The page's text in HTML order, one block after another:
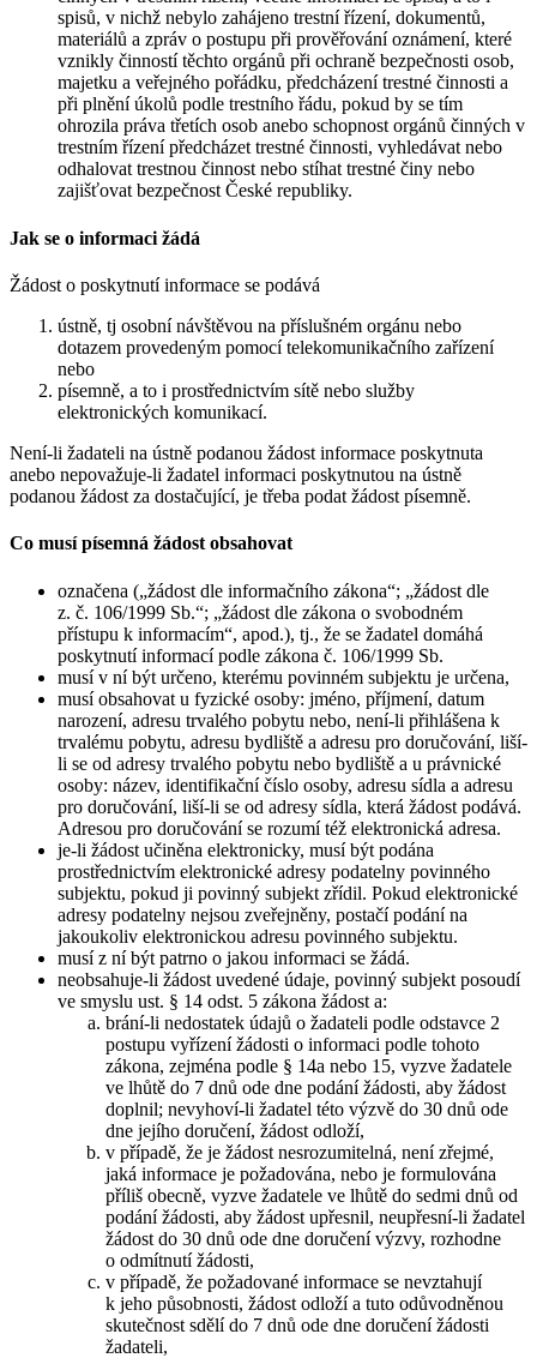
spisů, v nichž nebylo zahájeno trestní řízení, dokumentů,
materiálů a zpráv o postupu při prověřování oznámení, které
vznikly činností těchto orgánů při ochraně bezpečnosti osob,
majetku a veřejného pořádku, předcházení trestné činnosti a
při plnění úkolů podle trestního řádu, pokud by se tím
ohrozila práva třetích osob anebo schopnost orgánů činných v
trestním řízení předcházet trestné činnosti, vyhledávat nebo
odhalovat trestnou činnost nebo stíhat trestné činy nebo
zajišťovat bezpečnost České republiky.
Jak se o informaci žádá
Žádost o poskytnutí informace se podává
ústně, tj osobní návštěvou na příslušném orgánu nebo
dotazem provedeným pomocí telekomunikačního zařízení
nebo
písemně, a to i prostřednictvím sítě nebo služby
elektronických komunikací.
Není-li žadateli na ústně podanou žádost informace poskytnuta
anebo nepovažuje-li žadatel informaci poskytnutou na ústně
podanou žádost za dostačující, je třeba podat žádost písemně.
Co musí písemná žádost obsahovat
označena („žádost dle informačního zákona“; „žádost dle
z. č. 106/1999 Sb.“; „žádost dle zákona o svobodném
přístupu k informacím“, apod.), tj., že se žadatel domáhá
poskytnutí informací podle zákona č. 106/1999 Sb.
musí v ní být určeno, kterému povinném subjektu je určena,
musí obsahovat u fyzické osoby: jméno, příjmení, datum
narození, adresu trvalého pobytu nebo, není-li přihlášena k
trvalému pobytu, adresu bydliště a adresu pro doručování, liší-
li se od adresy trvalého pobytu nebo bydliště a u právnické
osoby: název, identifikační číslo osoby, adresu sídla a adresu
pro doručování, liší-li se od adresy sídla, která žádost podává.
Adresou pro doručování se rozumí též elektronická adresa.
je-li žádost učiněna elektronicky, musí být podána
prostřednictvím elektronické adresy podatelny povinného
subjektu, pokud ji povinný subjekt zřídil. Pokud elektronické
adresy podatelny nejsou zveřejněny, postačí podání na
jakoukoliv elektronickou adresu povinného subjektu.
musí z ní být patrno o jakou informaci se žádá.
neobsahuje-li žádost uvedené údaje, povinný subjekt posoudí
ve smyslu ust. § 14 odst. 5 zákona žádost a:
brání-li nedostatek údajů o žadateli podle odstavce 2
postupu vyřízení žádosti o informaci podle tohoto
zákona, zejména podle § 14a nebo 15, vyzve žadatele
ve lhůtě do 7 dnů ode dne podání žádosti, aby žádost
doplnil; nevyhoví-li žadatel této výzvě do 30 dnů ode
dne jejího doručení, žádost odloží,
v případě, že je žádost nesrozumitelná, není zřejmé,
jaká informace je požadována, nebo je formulována
příliš obecně, vyzve žadatele ve lhůtě do sedmi dnů od
podání žádosti, aby žádost upřesnil, neupřesní-li žadatel
žádost do 30 dnů ode dne doručení výzvy, rozhodne
o odmítnutí žádosti,
v případě, že požadované informace se nevztahují
k jeho působnosti, žádost odloží a tuto odůvodněnou
skutečnost sdělí do 7 dnů ode dne doručení žádosti
žadateli,